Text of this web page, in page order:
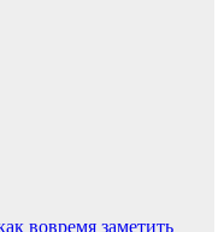
вовремя заметить